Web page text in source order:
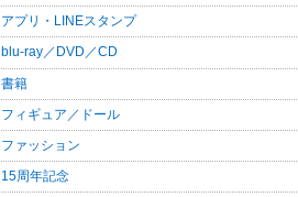
アプリ・LINEスタンプ
blu-ray／DVD／CD
書籍
フィギュア／ドール
ファッション
15周年記念